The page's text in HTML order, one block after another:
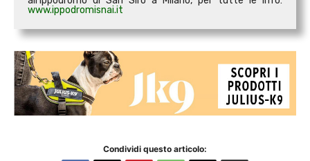
www.ippodromisnai.it
Condividi questo articolo: